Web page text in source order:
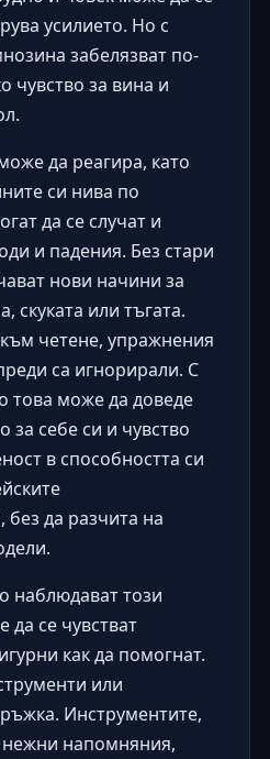
усилието. Но с
забелязват по-
чувство за вина и
да реагира, като
си нива по
да се случат и
и падения. Без стари
нови начини за
скуката или тъгата.
четене, упражнения
са игнорирали. С
това може да доведе
за себе си и чувство
в способността си
без да разчита на
наблюдават този
се чувстват
как да помогнат.
или
Инструментите,
нежни напомняния,